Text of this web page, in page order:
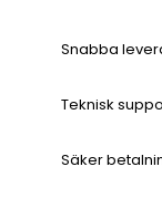
Snabba
Teknisk
Säker